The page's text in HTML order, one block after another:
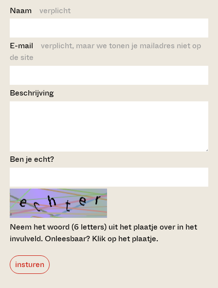
Naam verplicht
E-mail verplicht, maar we tonen je mailadres niet op
de site
Beschrijving
Ben je echt?
Neem het woord (6 letters) uit het plaatje over in het
invulveld.Onleesbaar? Klik op het plaatje.
insturen